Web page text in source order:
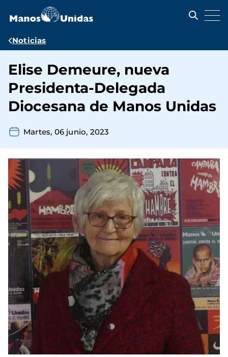
contenido
Ruta
navegación
Noticias
Elise Demeure, nueva
Presidenta-Delegada
Diocesana de Manos Unidas
Martes, 06 junio, 2023